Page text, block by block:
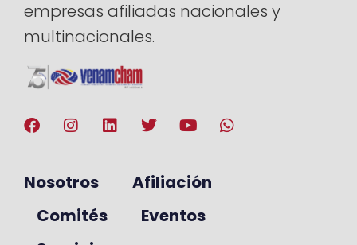
empresas afiliadas nacionales y
multinacionales.
Nosotros
Afiliación
Comités
Eventos